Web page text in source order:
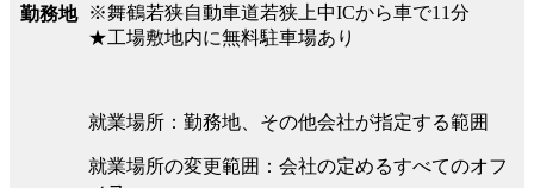
勤務地
※舞鶴若狭自動車道若狭上中ICから車で11分
★工場敷地内に無料駐車場あり
就業場所：勤務地、その他会社が指定する範囲
就業場所の変更範囲：会社の定めるすべてのオフ